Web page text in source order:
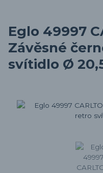
Eglo 49997
Závěsné
svítidlo Ø